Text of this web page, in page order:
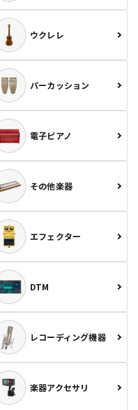
ウクレレ
パーカッション
電子ピアノ
その他楽器
エフェクター
DTM
レコーディング機器
楽器アクセサリ